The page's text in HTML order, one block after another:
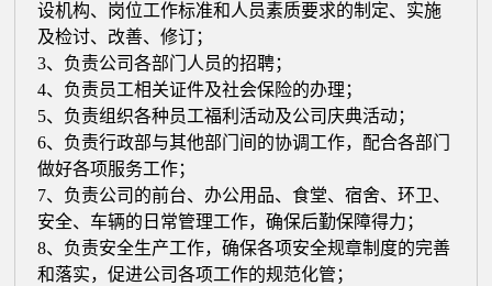
设机构、岗位工作标准和人员素质要求的制定、实施
及检讨、改善、修订；
3、负责公司各部门人员的招聘；
4、负责员工相关证件及社会保险的办理；
5、负责组织各种员工福利活动及公司庆典活动；
6、负责行政部与其他部门间的协调工作，配合各部门
做好各项服务工作；
7、负责公司的前台、办公用品、食堂、宿舍、环卫、
安全、车辆的日常管理工作，确保后勤保障得力；
8、负责安全生产工作，确保各项安全规章制度的完善
和落实，促进公司各项工作的规范化管；